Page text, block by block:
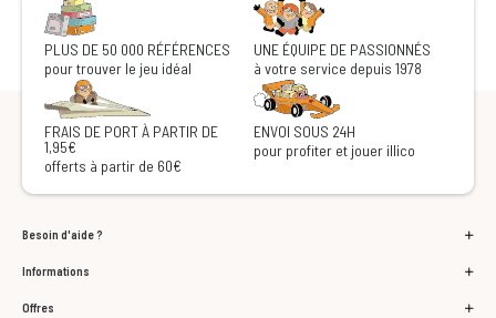
PLUS DE 50 000 RÉFÉRENCES
pour trouver le jeu idéal
UNE ÉQUIPE DE PASSIONNÉS
à votre service depuis 1978
FRAIS DE PORT À PARTIR DE
1,95€
offerts à partir de 60€
ENVOI SOUS 24H
pour profiter et jouer illico
Besoin d'aide ?
Informations
Offres